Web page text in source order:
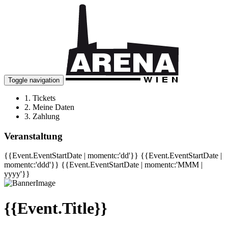
Toggle navigation
1. Tickets
2. Meine Daten
3. Zahlung
Veranstaltung
{{Event.EventStartDate | momentc:'dd'}} {{Event.EventStartDate |
momentc:'ddd'}} {{Event.EventStartDate | momentc:'MMM |
yyyy'}}
{{Event.Title}}